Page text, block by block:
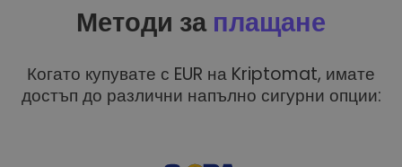
Методи за плащане
Когато купувате с EUR на Kriptomat, имате
достъп до различни напълно сигурни опции: